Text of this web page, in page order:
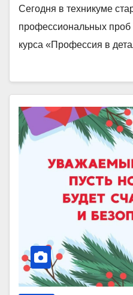
Сегодня в техникуме
профессиональных проб
курса «Профессия в